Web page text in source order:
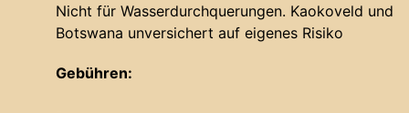
Nicht für Wasserdurchquerungen. Kaokoveld und
Botswana unversichert auf eigenes Risiko
Gebühren: